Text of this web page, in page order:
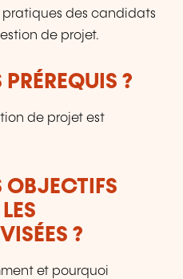
des candidats
de projet.
?
de projet est
OBJECTIFS
?
et pourquoi